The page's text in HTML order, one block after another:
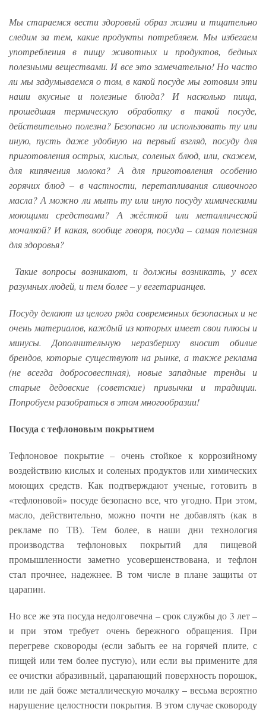
Мы стараемся вести здоровый образ жизни и тщательно
следим за тем, какие продукты потребляем. Мы избегаем
употребления в пищу животных и продуктов, бедных
полезными веществами. И все это замечательно! Но часто
ли мы задумываемся о том, в какой посуде мы готовим эти
наши вкусные и полезные блюда? И насколько пища,
прошедшая термическую обработку в такой посуде,
действительно полезна? Безопасно ли использовать ту или
иную, пусть даже удобную на первый взгляд, посуду для
приготовления острых, кислых, соленых блюд, или, скажем,
для кипячения молока? А для приготовления особенно
горячих блюд – в частности, перетапливания сливочного
масла? А можно ли мыть ту или иную посуду химическими
моющими средствами? А жёсткой или металлической
мочалкой? И какая, вообще говоря, посуда – самая полезная
для здоровья?
Такие вопросы возникают, и должны возникать, у всех
разумных людей, и тем более – у вегетарианцев.
Посуду делают из целого ряда современных безопасных и не
очень материалов, каждый из которых имеет свои плюсы и
минусы. Дополнительную неразбериху вносит обилие
брендов, которые существуют на рынке, а также реклама
(не всегда добросовестная), новые западные тренды и
старые дедовские (советские) привычки и традиции.
Попробуем разобраться в этом многообразии!
Посуда с тефлоновым покрытием
Тефлоновое покрытие – очень стойкое к коррозийному
воздействию кислых и соленых продуктов или химических
моющих средств. Как подтверждают ученые, готовить в
«тефлоновой» посуде безопасно все, что угодно. При этом,
масло, действительно, можно почти не добавлять (как в
рекламе по ТВ). Тем более, в наши дни технология
производства тефлоновых покрытий для пищевой
промышленности заметно усовершенствована, и тефлон
стал прочнее, надежнее. В том числе в плане защиты от
царапин.
Но все же эта посуда недолговечна – срок службы до 3 лет –
и при этом требует очень бережного обращения. При
перегреве сковороды (если забыть ее на горячей плите, с
пищей или тем более пустую), или если вы примените для
ее очистки абразивный, царапающий поверхность порошок,
или не дай боже металлическую мочалку – весьма вероятно
нарушение целостности покрытия. В этом случае сковороду